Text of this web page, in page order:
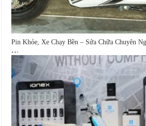
Pin Khỏe, Xe Chạy Bền – Sửa Chữa Chuyên
Hàng...